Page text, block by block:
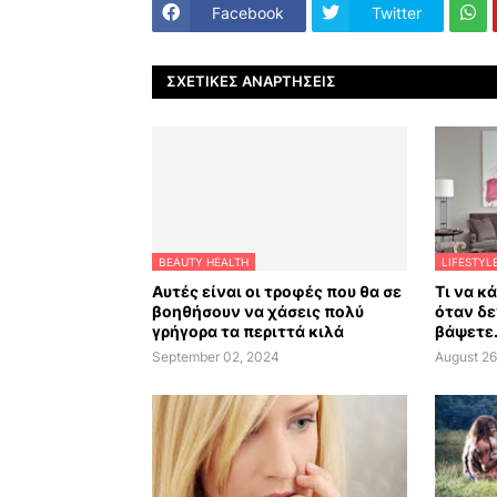
Facebook Twitter
ΣΧΕΤΙΚΈΣ ΑΝΑΡΤΉΣΕΙΣ
BEAUTY HEALTH
Αυτές είναι οι τροφές που θα σε
βοηθήσουν να χάσεις πολύ
γρήγορα τα περιττά κιλά
September 02, 2024
Τι να
όταν
August